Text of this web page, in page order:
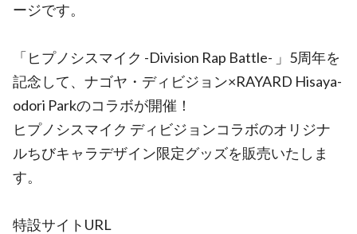
ージです。
「ヒプノシスマイク -Division Rap Battle- 」5周年を
記念して、ナゴヤ・ディビジョン×RAYARD Hisaya-
odori Parkのコラボが開催！
ヒプノシスマイク ディビジョンコラボのオリジナ
ルちびキャラデザイン限定グッズを販売いたしま
す。
特設サイトURL